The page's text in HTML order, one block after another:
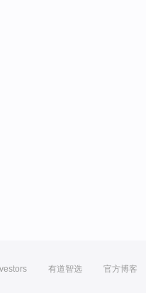
有道智选 官方博客